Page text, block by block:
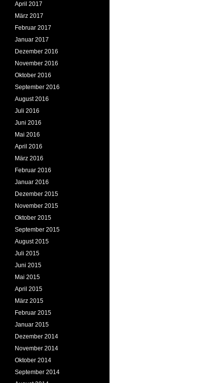
April 2017
März 2017
Februar 2017
Januar 2017
Dezember 2016
November 2016
Oktober 2016
September 2016
August 2016
Juli 2016
Juni 2016
Mai 2016
April 2016
März 2016
Februar 2016
Januar 2016
Dezember 2015
November 2015
Oktober 2015
September 2015
August 2015
Juli 2015
Juni 2015
Mai 2015
April 2015
März 2015
Februar 2015
Januar 2015
Dezember 2014
November 2014
Oktober 2014
September 2014